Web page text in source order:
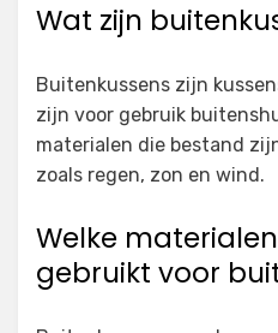
Wat zijn
Buitenkussens zijn
zijn voor gebruik
materialen die bestand
zoals regen, zon en wind.
Welke
gebruikt voor